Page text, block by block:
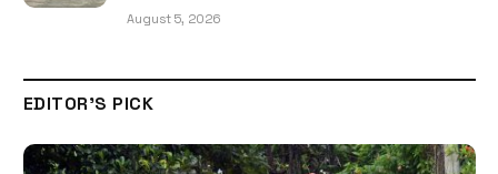
August 5, 2026
EDITOR'S PICK